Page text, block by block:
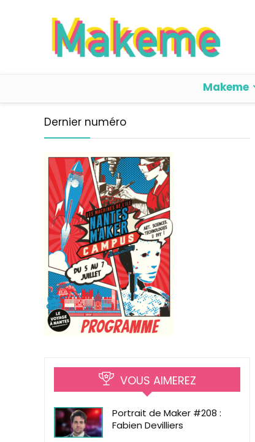
Makeme
Dernier numéro
VOUS AIMEREZ
Portrait de Maker #208 :
Fabien Devilliers